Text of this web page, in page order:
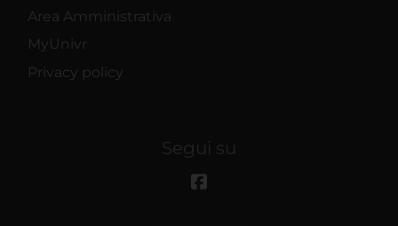
Area Amministrativa
MyUnivr
Privacy policy
Segui su